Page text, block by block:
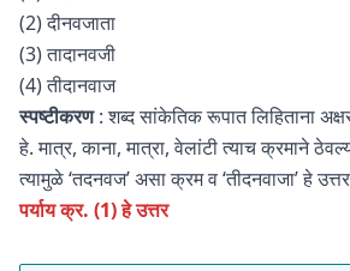
(2) दीनवजाता
(3) तादानवजी
(4) तीदानवाज
स्पष्टीकरण: शब्द सांकेतिक रूपात लिहिताना
हे. मात्र, काना, मात्रा, वेलांटी त्याच क्रमाने
त्यामुळे ‘तदनवज’ असा क्रम व ‘तीदनवाजा’ हे
पर्याय क्र. (1) हे उत्तर